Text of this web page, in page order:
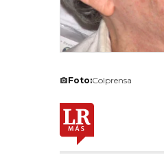
Foto:Colprensa